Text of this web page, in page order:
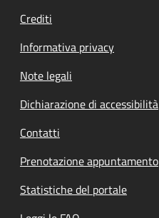
Crediti
Informativa privacy
Note legali
Dichiarazione di accessibilità
Contatti
Prenotazione appuntamento
Statistiche del portale